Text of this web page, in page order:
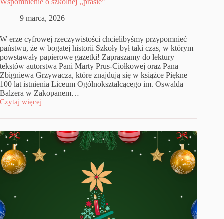
9 marca, 2026
W erze cyfrowej rzeczywistości chcielibyśmy przypomnieć
państwu, że w bogatej historii Szkoły był taki czas, w którym
powstawały papierowe gazetki! Zapraszamy do lektury
tekstów autorstwa Pani Marty Prus-Ciołkowej oraz Pana
Zbigniewa Grzywacza, które znajdują się w książce Piękne
100 lat istnienia Liceum Ogólnokształcącego im. Oswalda
Balzera w Zakopanem…
Czytaj więcej
Wspomnienie
,,prasie”